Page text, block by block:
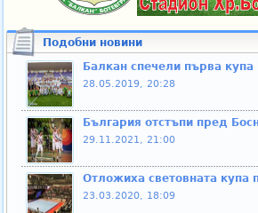
Подобни новини
Балкан спечели първа
28.05.2019, 20:28
България отстъпи пред
29.11.2021, 21:00
Отложиха световната купа
23.03.2020, 18:09